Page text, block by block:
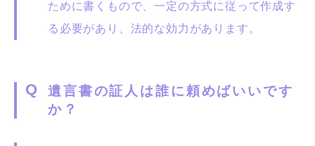
ために書くもので、一定の方式に従って作成す
る必要があり、法的な効力があります。
遺言書の証人は誰に頼めばいいです
か？